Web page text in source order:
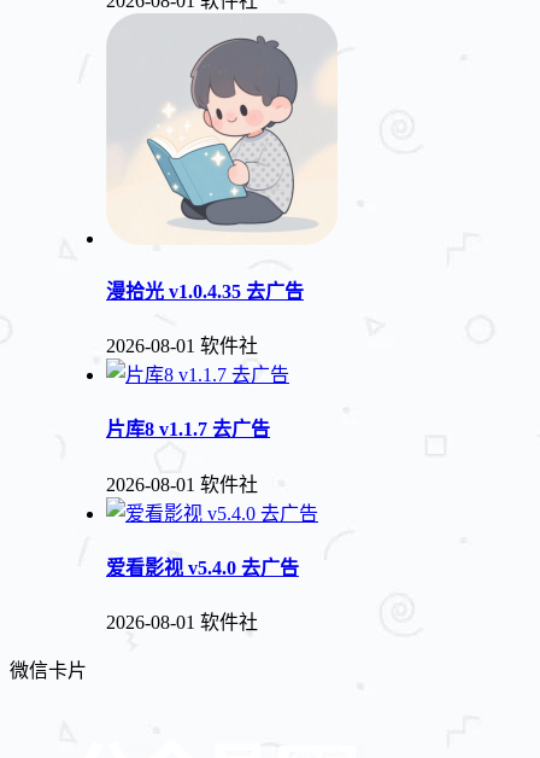
漫拾光 v1.0.4.35 去广告
2026-08-01 软件社
片库8 v1.1.7 去广告
2026-08-01 软件社
爱看影视 v5.4.0 去广告
2026-08-01 软件社
微信卡片